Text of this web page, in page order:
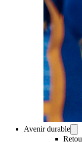
Avenir durable